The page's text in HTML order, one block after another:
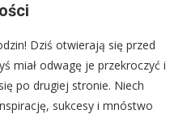
Dziś otwierają się przed
miał odwagę je przekroczyć i
po drugiej stronie. Niech
sukcesy i mnóstwo